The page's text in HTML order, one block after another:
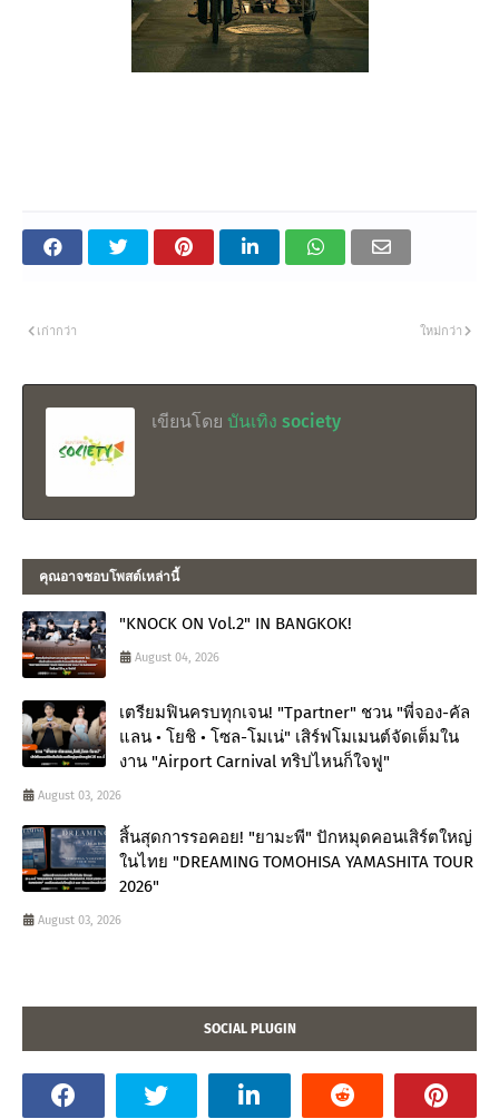
ใหม่กว่า
เก่ากว่า
เขียนโดย บันเทิง society
คุณอาจชอบโพสต์เหล่านี้
"KNOCK ON Vol.2" IN BANGKOK!
August 04, 2026
เตรียมฟินครบทุกเจน! "Tpartner" ชวน "พี่จอง-คัล
แลน • โยชิ • โซล-โมเน่" เสิร์ฟโมเมนต์จัดเต็มใน
งาน "Airport Carnival ทริปไหนก็ใจฟู"
August 03, 2026
สิ้นสุดการรอคอย! "ยามะพี" ปักหมุดคอนเสิร์ตใหญ่
ในไทย "DREAMING TOMOHISA YAMASHITA TOUR
2026"
August 03, 2026
SOCIAL PLUGIN